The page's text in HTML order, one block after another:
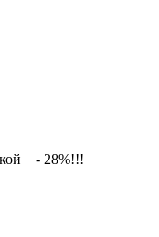
- 28%!!!